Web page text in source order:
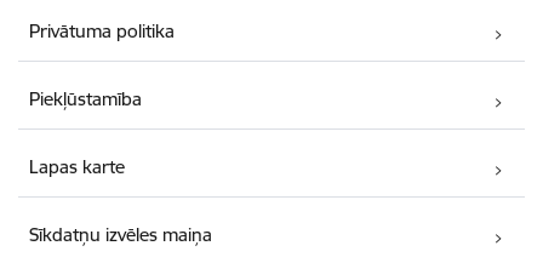
Privātuma politika
Piekļūstamība
Lapas karte
Sīkdatņu izvēles maiņa